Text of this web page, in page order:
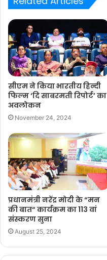
सीएम ने किया भारतीय हिन्दी
फिल्म ‘दि साबरमती रिपोर्ट’ का
अवलोकन
November 24, 2024
प्रधानमंत्री नरेंद्र मोदी के “मन
की बात“ कार्यक्रम का 113 वां
संस्करण सुना
August 25, 2024